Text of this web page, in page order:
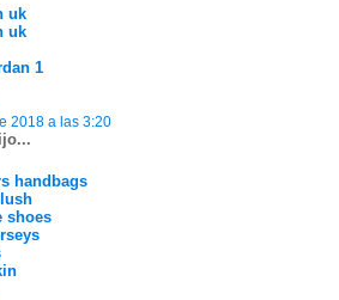
uk
uk
1
2018 a las 3:20
handbags
shoes